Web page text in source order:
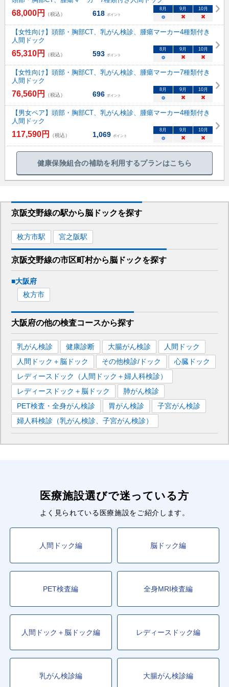
68,000円 （税込） 618 ポイント
8 月 9 月 10月
○ × ×
【女性向け】頭部・胸部CT、乳がん検診、腫瘍マーカー4種類付き
人間ドック
65,310円 （税込） 593 ポイント
8 月 9 月 10月
○ × ×
【女性向け】頭部・胸部CT、乳がん検診、腫瘍マーカー7種類付き
人間ドック
76,560円 （税込） 696 ポイント
8 月 9 月 10月
○ × ×
【男女ペア】頭部・胸部CT、乳がん検診、腫瘍マーカー4種類付き
人間ドック
117,590円 （税込） 1,069 ポイント
8 月 9 月 10月
○ × ×
健康保険組合の補助を利用するプランはこちら
京阪交野線の駅から脳ドックを探す
枚方市駅 宮之阪駅
京阪交野線の市区町村から脳ドックを探す
■大阪府
枚方市
大阪府の他の検査コースから探す
乳がん検診 健康診断 大腸がん検診
人間ドック
人間ドック＋脳ドック
その他検診/ドック
心臓ドック
レディースドック（人間ドック＋婦人科検診）
レディースドック＋脳ドック
肺がん検診
PET検査・全身がん検診
胃がん検診
子宮がん検診
婦人科検診（乳がん検診、子宮がん検診）
医療施設選びで迷っている方
よく見られている医療施設をご紹介します。
人間ドック編 脳ドック編
PET検査編 全身MRI検査編
人間ドック＋脳ドック編 レディースドック編
乳がん検診編 大腸がん検診編